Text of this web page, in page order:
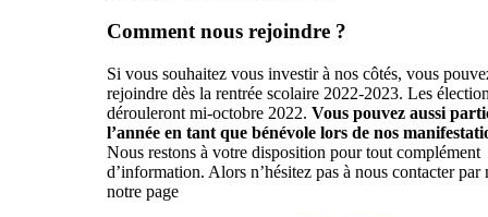
Comment nous rejoindre ?
Si vous souhaitez vous investir à nos côtés, vous
rejoindre dès la rentrée scolaire 2022-2023. Les
dérouleront mi-octobre 2022. Vous pouvez aussi
l’année en tant que bénévole lors de nos
Nous restons à votre disposition pour tout complément
d’information. Alors n’hésitez pas à nous contacter par
notre page